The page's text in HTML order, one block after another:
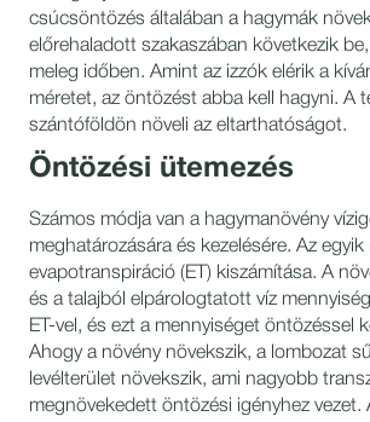
csúcsöntözés általában a hagymák
előrehaladott szakaszában következik
meleg időben. Amint az izzók elérik a
méretet, az öntözést abba kell hagyni. A
szántóföldön növeli az eltarthatóságot.
Öntözési ütemezés
Számos módja van a hagymanövény
meghatározására és kezelésére. Az egyik
evapotranspiráció (ET) kiszámítása. A
és a talajból elpárologtatott víz
ET-vel, és ezt a mennyiséget öntözéssel
Ahogy a növény növekszik, a lombozat
levélterület növekszik, ami nagyobb
megnövekedett öntözési igényhez vezet.